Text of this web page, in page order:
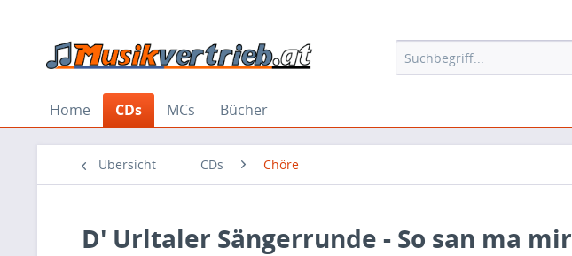
Home CDs MCs Bücher
Übersicht CDs Chöre
D' Urltaler Sängerrunde - So san ma mir